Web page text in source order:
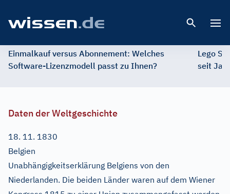
Einmalkauf versus Abonnement: Welches
Software-Lizenzmodell passt zu Ihnen?
Lego
seit
Daten der Weltgeschichte
18. 11. 1830
Belgien
Unabhängigkeitserklärung Belgiens von den
Niederlanden. Die beiden Länder waren auf dem Wiener